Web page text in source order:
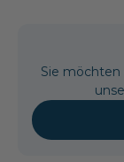
Sie möchten